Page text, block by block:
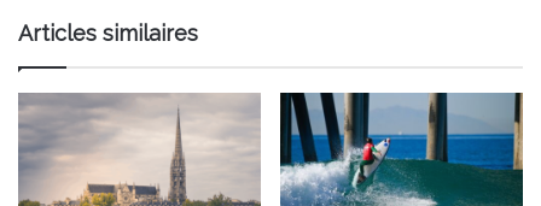
!Articles similaires